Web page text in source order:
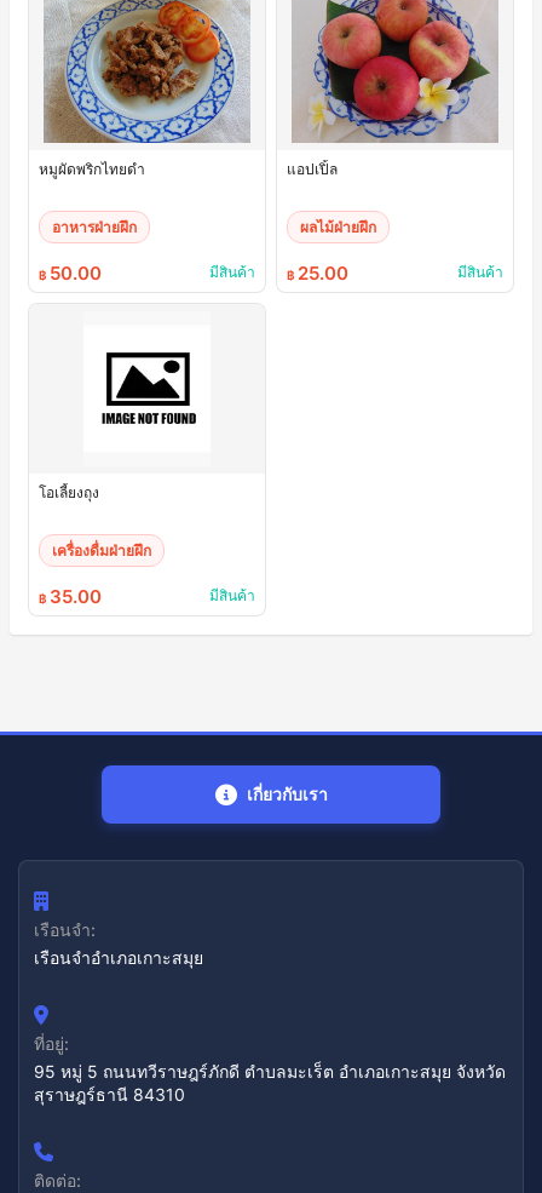
หมูผัดพริกไทยดำ
อาหารฝ่ายฝึก
฿ 50.00 มีสินค้า
แอปเปิ้ล
ผลไม้ฝ่ายฝึก
฿ 25.00 มีสินค้า
โอเลี้ยงถุง
เครื่องดื่มฝ่ายฝึก
฿ 35.00 มีสินค้า
เกี่ยวกับเรา
เรือนจำ:
เรือนจำอำเภอเกาะสมุย
ที่อยู่:
95 หมู่ 5 ถนนทวีราษฎร์ภักดี ตำบลมะเร็ต อำเภอเกาะสมุย จังหวัด
สุราษฎร์ธานี 84310
ติดต่อ: